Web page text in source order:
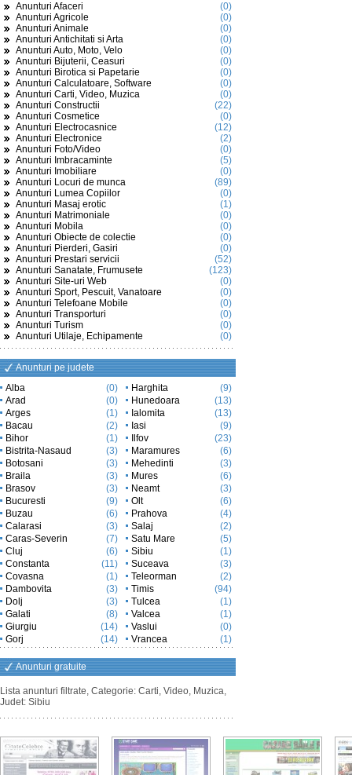
Anunturi Afaceri
(0)
Anunturi Agricole
(0)
Anunturi Animale
(0)
Anunturi Antichitati si Arta
(0)
Anunturi Auto, Moto, Velo
(0)
Anunturi Bijuterii, Ceasuri
(0)
Anunturi Birotica si Papetarie
(0)
Anunturi Calculatoare, Software
(0)
Anunturi Carti, Video, Muzica
(0)
Anunturi Constructii
(22)
Anunturi Cosmetice
(0)
Anunturi Electrocasnice
(12)
Anunturi Electronice
(2)
Anunturi Foto/Video
(0)
Anunturi Imbracaminte
(5)
Anunturi Imobiliare
(0)
Anunturi Locuri de munca
(89)
Anunturi Lumea Copiilor
(0)
Anunturi Masaj erotic
(1)
Anunturi Matrimoniale
(0)
Anunturi Mobila
(0)
Anunturi Obiecte de colectie
(0)
Anunturi Pierderi, Gasiri
(0)
Anunturi Prestari servicii
(52)
Anunturi Sanatate, Frumusete
(123)
Anunturi Site-uri Web
(0)
Anunturi Sport, Pescuit, Vanatoare
(0)
Anunturi Telefoane Mobile
(0)
Anunturi Transporturi
(0)
Anunturi Turism
(0)
Anunturi Utilaje, Echipamente
(0)
Anunturi pe judete
Alba
(0)
Arad
(0)
Arges
(1)
Bacau
(2)
Bihor
(1)
Bistrita-Nasaud
(3)
Botosani
(3)
Braila
(3)
Brasov
(3)
Bucuresti
(9)
Buzau
(6)
Calarasi
(3)
Caras-Severin
(7)
Cluj
(6)
Constanta
(11)
Covasna
(1)
Dambovita
(3)
Dolj
(3)
Galati
(8)
Giurgiu
(14)
Gorj
(14)
Harghita
(9)
Hunedoara
(13)
Ialomita
(13)
Iasi
(9)
Ilfov
(23)
Maramures
(6)
Mehedinti
(3)
Mures
(6)
Neamt
(3)
Olt
(6)
Prahova
(4)
Salaj
(2)
Satu Mare
(5)
Sibiu
(1)
Suceava
(3)
Teleorman
(2)
Timis
(94)
Tulcea
(1)
Valcea
(1)
Vaslui
(0)
Vrancea
(1)
Anunturi gratuite
Lista anunturi filtrate, Categorie: Carti, Video, Muzica,
Judet: Sibiu